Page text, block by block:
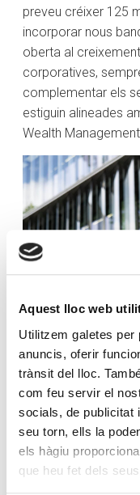
Aquest lloc web
Utilitzem galetes per
anuncis, oferir
trànsit del lloc.
com feu servir el
socials, de publicitat
seu torn, ells la
els hàgiu
que heu fet dels
preveu créixer 125
incorporar nous
oberta al
corporatives,
complementar els
estiguin alineades
Wealth
Ignacio Viayna,
a Catalunya i les
Catalunya, hem
office extern a
solucions d’inversió